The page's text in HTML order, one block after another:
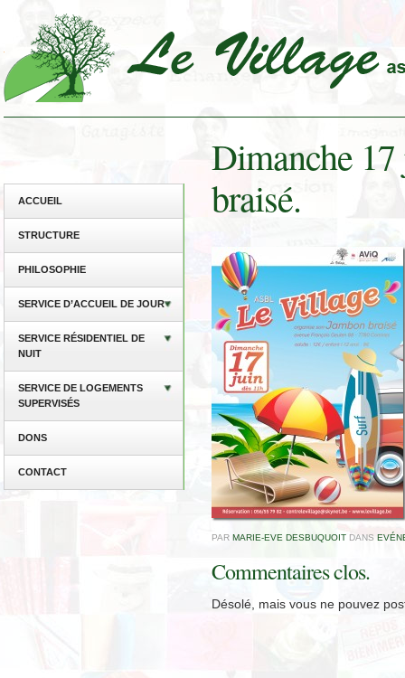
Dimanche
braisé.
ACCUEIL
STRUCTURE
PHILOSOPHIE
SERVICE D’ACCUEIL DE JOUR
SERVICE RÉSIDENTIEL DE
NUIT
SERVICE DE LOGEMENTS
SUPERVISÉS
DONS
CONTACT
PAR MARIE-EVE DESBUQUOITDANS
Commentaires clos.
Désolé, mais vous ne pouvez